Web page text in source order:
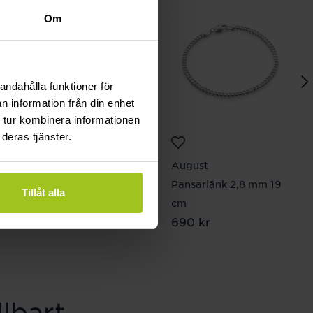
Om
funktioner för
information från din enhet
kombinera informationen
tjänster.
Tillåt alla
August
August
Pansarlänk 2,8 mm 19
cm
Pris:690 kr
690 kr